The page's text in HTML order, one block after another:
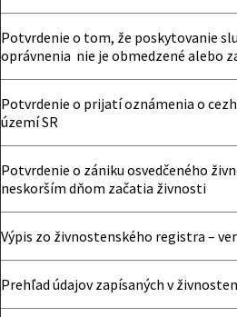
Potvrdenie o tom, že poskytovanie
oprávnenia nie je obmedzené alebo
Potvrdenie o prijatí oznámenia o
území SR
Potvrdenie o zániku osvedčeného
neskorším dňom začatia živnosti
Výpis zo živnostenského registra –
Prehľad údajov zapísaných v